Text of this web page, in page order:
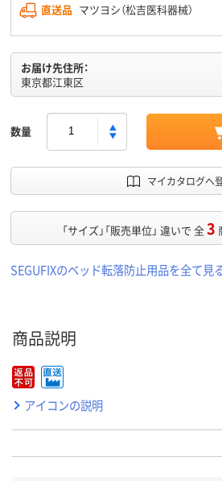
直送品 マツヨシ（松吉医科器械）
お届け先住所：
東京都江東区
数量
マイカタログへ
「サイズ」「販売単位」 違いで 全3
SEGUFIXのベッド転落防止用品を全て見
商品説明
アイコンの説明